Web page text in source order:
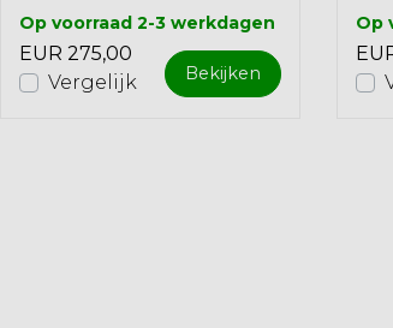
Kyoto op de juiste
hoogtemaat te ...
Op voorraad 2-3 werkdagen
EUR 275,00
Vergelijk
Bekijken
Op